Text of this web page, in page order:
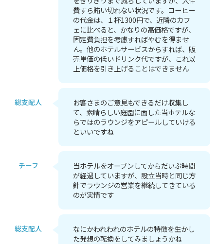
費すら賄い切れない状況です。コーヒー
の代金は、１杯1300円で、近隣のカフ
ェに比べると、かなりの高価格ですが、
固定費負担を考慮すればやむを得ませ
ん。他のホテルサービスからすれば、販
売単価の低いドリンク代ですが、これ以
上価格を引き上げることはできません
総支配人
お客さまのご意見もできるだけ収集し
て、素晴らしい庭園に面した当ホテルな
らではのラウンジをアピールしていける
といいですね
チーフ
当ホテルをオープンしてからだいぶ時間
が経過していますが、設立当時と同じ方
針でラウンジの営業を継続してきている
のが実情です
総支配人
なにかわれわれのホテルの特徴を生かし
た発想の転換をしてみましょうかね